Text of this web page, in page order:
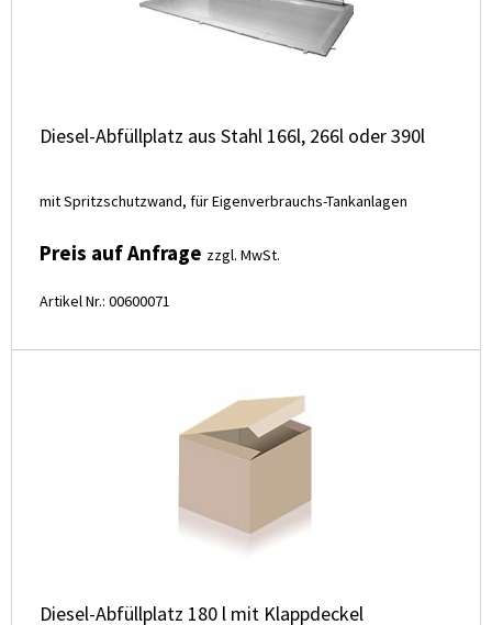
Diesel-Abfüllplatz aus Stahl 166l, 266l oder 390l
mit Spritzschutzwand, für Eigenverbrauchs-Tankanlagen
Preis auf Anfrage zzgl. MwSt.
Artikel Nr.: 00600071
Diesel-Abfüllplatz 180 l mit Klappdeckel